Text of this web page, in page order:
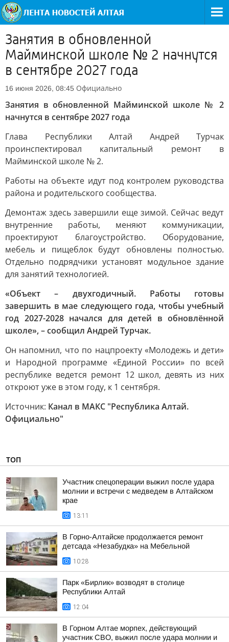
Занятия в обновленной
Майминской школе № 2 начнутся
в сентябре 2027 года
16 июня 2026, 08:45 Официально
Занятия в обновленной Майминской школе № 2
начнутся в сентябре 2027 года
Глава Республики Алтай Андрей Турчак
проинспектировал капитальный ремонт в
Майминской школе № 2.
Работы на объекте идут под контролем руководства
района и родительского сообщества.
Демонтаж здесь завершили еще зимой. Сейчас ведут
внутренние работы, меняют коммуникации,
проектируют благоустройство. Оборудование,
мебель и пищеблок будут обновлены полностью.
Отдельно подрядчики установят модульное здание
для занятий технологией.
«Объект – двухгодичный. Работы готовы
завершить в мае следующего года, чтобы учебный
год 2027-2028 начался для детей в обновлённой
школе», – сообщил Андрей Турчак.
Он напомнил, что по нацпроекту «Молодежь и дети»
и Народной программе «Единой России» по всей
республике ведется ремонт 12 школ, девять из них
откроют уже в этом году, к 1 сентября.
Источник: Канал в МАКС "Республика Алтай.
Официально"
ТОП
Участник спецоперации выжил после удара
молнии и встречи с медведем в Алтайском
крае
13:11
В Горно-Алтайске продолжается ремонт
детсада «Незабудка» на Мебельной
10:28
Парк «Бирлик» возводят в столице
Республики Алтай
12:04
В Горном Алтае морпех, действующий
участник СВО, выжил после удара молнии и